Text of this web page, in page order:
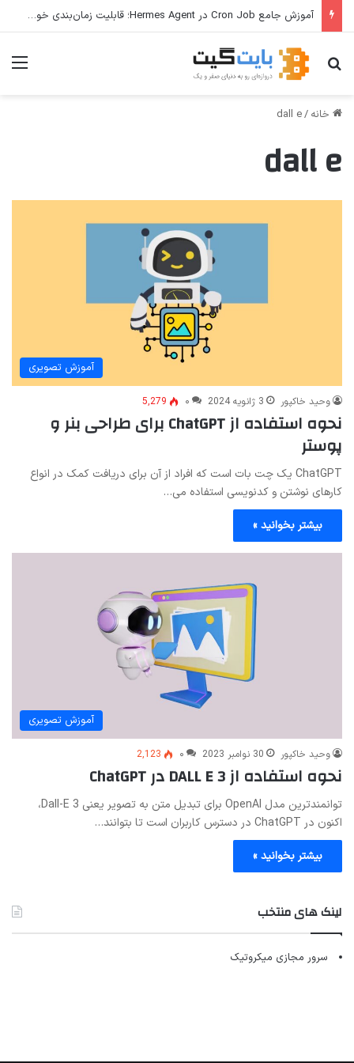
آموزش جامع Cron Job در Hermes Agent؛ قابلیت زمان‌بندی خودکار وظایف
جستجو برای
خانه /
dall e
dall e
آموزش تصویری
وحید خاکپور 3 ژانویه 2024 ۰ 5,279
نحوه استفاده از ChatGPT برای طراحی بنر و
پوستر
ChatGPT یک چت بات است که افراد از آن برای دریافت کمک در انواع
کارهای نوشتن و کدنویسی استفاده می…
بیشتر بخوانید »
آموزش تصویری
وحید خاکپور 30 نوامبر 2023 ۰ 2,123
نحوه استفاده از DALL E 3 در ChatGPT
توانمندترین مدل OpenAI برای تبدیل متن به تصویر یعنی Dall-E 3،
اکنون در ChatGPT در دسترس کاربران است تا بتوانند…
بیشتر بخوانید »
لینک های منتخب
سرور مجازی میکروتیک